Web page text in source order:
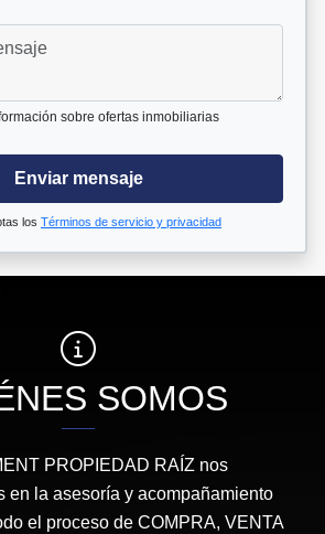
sobre ofertas inmobiliarias
Enviar mensaje
los Términos de servicio y privacidad
SOMOS
PROPIEDAD RAÍZ nos
en la asesoría y acompañamiento
el proceso de COMPRA, VENTA